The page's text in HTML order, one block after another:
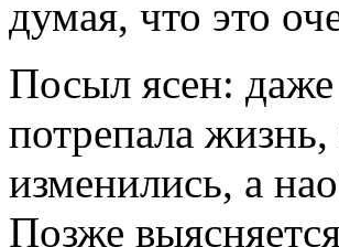
думая, что это
Посыл ясен:
потрепала
изменились, а
Позже